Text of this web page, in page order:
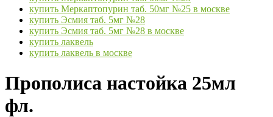
купить Меркаптопурин таб. 50мг №25 в москве
купить Эсмия таб. 5мг №28
купить Эсмия таб. 5мг №28 в москве
купить лаквель
купить лаквель в москве
Прополиса настойка 25мл
фл.